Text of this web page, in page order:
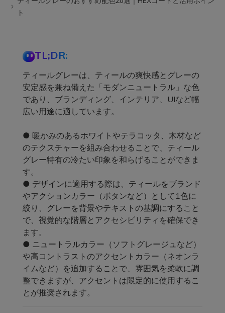
ト
TL;DR:
ティールグレーは、ティールの爽快感とグレーの
安定感を兼ね備えた「モダンニュートラル」な色
であり、ブランディング、インテリア、UIなど幅
広い用途に適しています。
● 暖かみのあるホワイトやテラコッタ、木材など
のテクスチャーを組み合わせることで、ティール
グレー特有の冷たい印象を和らげることができま
す。
● デザインに適用する際は、ティールをブランド
やアクションカラー（ボタンなど）として1色に
絞り、グレーを背景やテキストの基調にすること
で、視覚的な階層とアクセシビリティを確保でき
ます。
● ニュートラルカラー（ソフトグレージュなど）
や高コントラストのアクセントカラー（ネオンラ
イムなど）を追加することで、雰囲気を柔軟に調
整できますが、アクセントは限定的に使用するこ
とが推奨されます。